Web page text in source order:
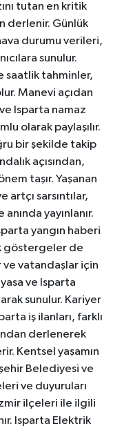
tutan en kritik
derlenir. Günlük
durumu verileri,
sunulur.
saatlik tahminler,
Manevi açıdan
Isparta namaz
olarak paylaşılır.
bir şekilde takip
açısından,
taşır. Yaşanan
sarsıntılar,
yayınlanır.
yangın haberi
göstergeler de
ve vatandaşlar için
ve Isparta
sunulur. Kariyer
iş ilanları, farklı
derlenerek
Kentsel yaşamın
Belediyesi ve
ve duyuruları
ilçeleri ile ilgili
Isparta Elektrik